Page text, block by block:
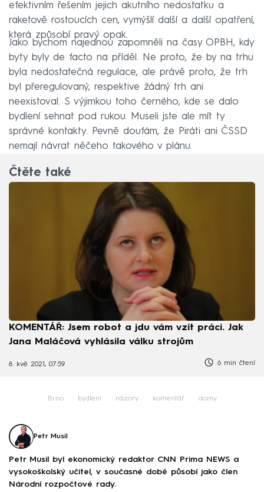
efektivním řešením jejich akutního nedostatku a
raketově rostoucích cen, vymýšlí další a další opatření,
která způsobí pravý opak.
Jako bychom najednou zapomněli na časy OPBH, kdy
byty byly de facto na příděl. Ne proto, že by na trhu
byla nedostatečná regulace, ale právě proto, že trh
byl přeregulovaný, respektive žádný trh ani
neexistoval. S výjimkou toho černého, kde se dalo
bydlení sehnat pod rukou. Museli jste ale mít ty
správné kontakty. Pevně doufám, že Piráti ani ČSSD
nemají návrat něčeho takového v plánu.
Čtěte také
KOMENTÁŘ: Jsem robot a jdu vám vzít práci. Jak
Jana Maláčová vyhlásila válku strojům
8. kvě 2021, 07:59 6 min čtení
Brno bydlení názory komentář domy
Petr Musil
Petr Musil byl ekonomický redaktor CNN Prima NEWS a
vysokoškolský učitel, v současné době působí jako člen
Národní rozpočtové rady.